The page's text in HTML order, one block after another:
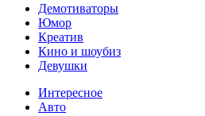
Демотиваторы
Юмор
Креатив
Кино и шоубиз
Девушки
Интересное
Авто